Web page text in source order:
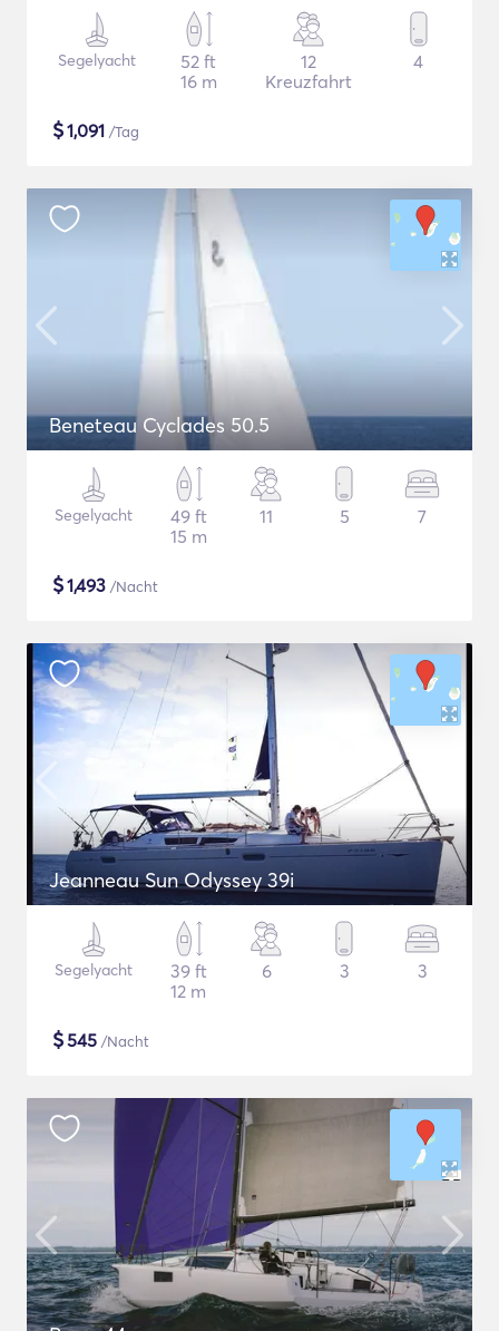
Segelyacht
52 ft
16 m
12
Kreuzfahrt
4
$1,091 /Tag
Beneteau Cyclades 50.5
Segelyacht
49 ft
15 m
11 5 7
$1,493 /Nacht
Jeanneau Sun Odyssey 39i
Segelyacht
39 ft
12 m
6 3 3
$545 /Nacht